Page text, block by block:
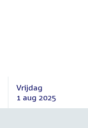
Vrijdag
1 aug 2025
Vrijdag